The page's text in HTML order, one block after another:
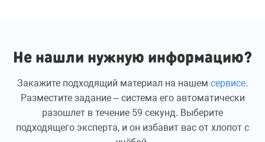
Не нашли нужную информацию?
Закажите подходящий материал на нашем сервисе.
Разместите задание – система его автоматически
разошлет в течение 59 секунд. Выберите
подходящего эксперта, и он избавит вас от хлопот с